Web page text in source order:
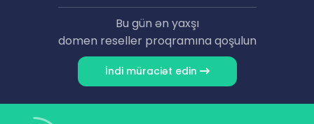
Bu gün ən yaxşı
domen reseller proqramına qoşulun
İndi müraciət edin